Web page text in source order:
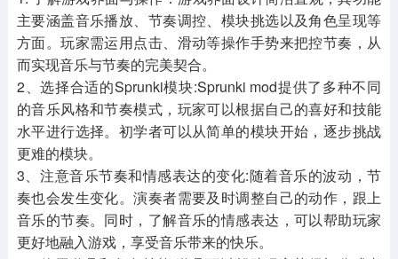
主要涵盖音乐播放、节奏调控、模块挑选以及角色呈现等
方面。玩家需运用点击、滑动等操作手势来把控节奏，从
而实现音乐与节奏的完美契合。
2、选择合适的Sprunki模块:Sprunki mod提供了多种不同
的音乐风格和节奏模式，玩家可以根据自己的喜好和技能
水平进行选择。初学者可以从简单的模块开始，逐步挑战
更难的模块。
3、注意音乐节奏和情感表达的变化:随着音乐的波动，节
奏也会发生变化。演奏者需要及时调整自己的动作，跟上
音乐的节奏。同时，了解音乐的情感表达，可以帮助玩家
更好地融入游戏，享受音乐带来的快乐。